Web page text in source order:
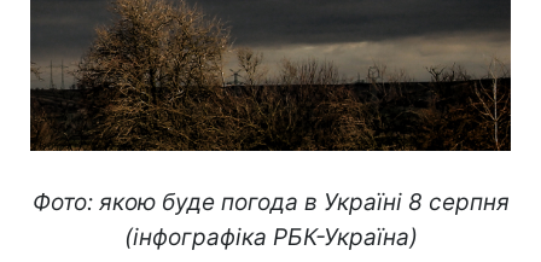
Фото: якою буде погода в Україні 8 серпня
(інфографіка РБК-Україна)